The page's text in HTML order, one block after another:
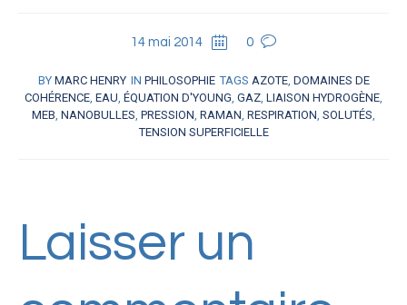
14 mai 2014 0
BY MARC HENRY IN PHILOSOPHIE TAGS AZOTE, DOMAINES DE
COHÉRENCE EAU ÉQUATION D'YOUNG GAZ LIAISON HYDROGÈNE
MEB NANOBULLES PRESSION RAMAN RESPIRATION SOLUTÉS
TENSION SUPERFICIELLE
Laisser un